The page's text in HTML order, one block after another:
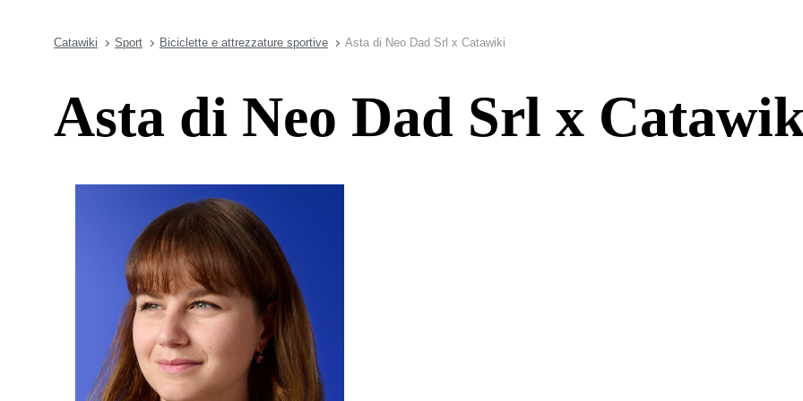
Catawiki Sport Biciclette e attrezzature sportive Asta di Neo Dad Srl x Catawiki
Asta di Neo Dad Srl x